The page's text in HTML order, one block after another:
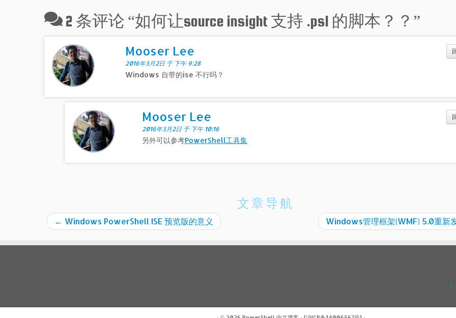
2 条评论 “如何让source insight 支持 .ps1 的脚本？？ ”
Mooser Lee
2016年3月2日 于 下午 9:28
Windows 自带的ise 不行吗？
Mooser Lee
2016年3月2日 于 下午 10:16
另外可以参考PowerShell工具集
文章导航
← Windows PowerShell ISE 预览版的意义 Windows管理框架(WMF) 5.0重新